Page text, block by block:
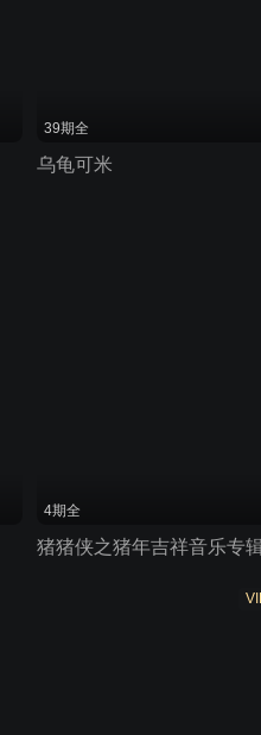
39期全
乌龟可米
4期全
猪猪侠之猪年吉祥音乐专